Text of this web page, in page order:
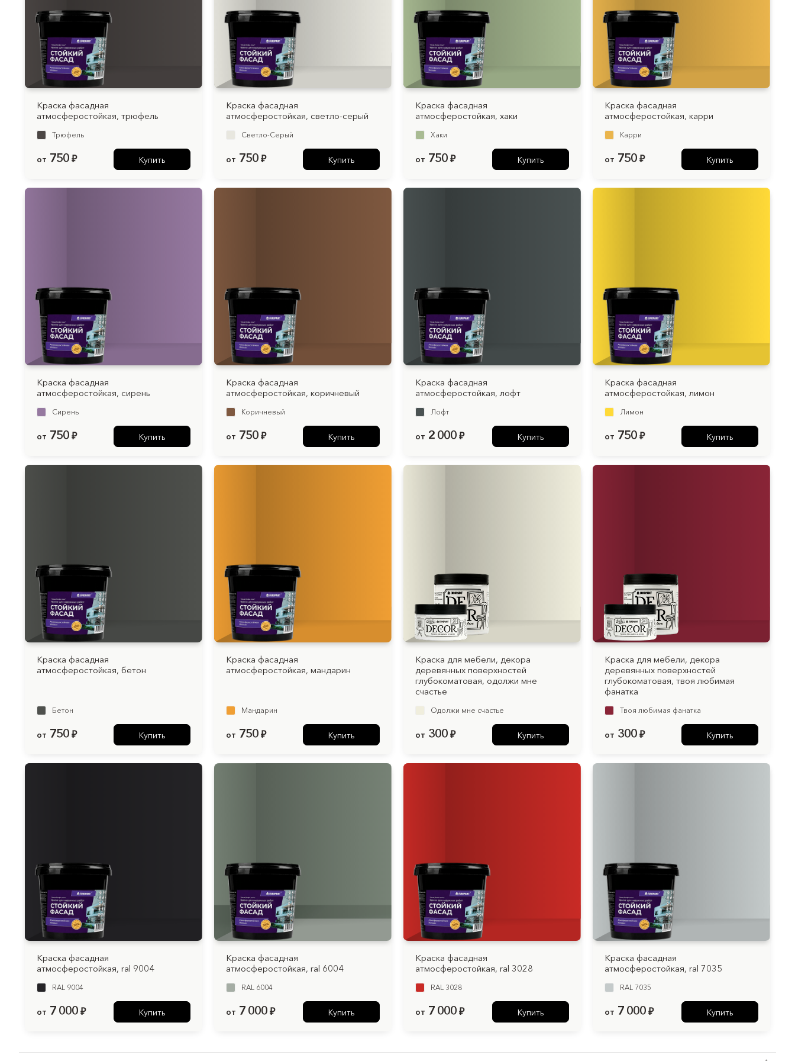
Краска фасадная
атмосферостойкая, трюфель
Трюфель
от 750 ₽ Купить
Краска фасадная
атмосферостойкая, светло-серый
Светло-Серый
от 750 ₽ Купить
Краска фасадная
атмосферостойкая, хаки
Хаки
от 750 ₽ Купить
Краска фасадная
атмосферостойкая, карри
Карри
от 750 ₽ Купить
Краска фасадная
атмосферостойкая, cирень
Cирень
от 750 ₽ Купить
Краска фасадная
атмосферостойкая, коричневый
Коричневый
от 750 ₽ Купить
Краска фасадная
атмосферостойкая, лофт
Лофт
от 2 000 ₽ Купить
Краска фасадная
атмосферостойкая, лимон
Лимон
от 750 ₽ Купить
Краска фасадная
атмосферостойкая, бетон
Бетон
от 750 ₽ Купить
Краска фасадная
атмосферостойкая, мандарин
Мандарин
от 750 ₽ Купить
Краска для мебели, декора
деревянных поверхностей
глубокоматовая, одолжи мне
счастье
Одолжи мне счастье
от 300 ₽ Купить
Краска для мебели, декора
деревянных поверхностей
глубокоматовая, твоя любимая
фанатка
Твоя любимая фанатка
от 300 ₽ Купить
Краска фасадная
атмосферостойкая, ral 9004
RAL 9004
от 7 000 ₽ Купить
Краска фасадная
атмосферостойкая, ral 6004
RAL 6004
от 7 000 ₽ Купить
Краска фасадная
атмосферостойкая, ral 3028
RAL 3028
от 7 000 ₽ Купить
Краска фасадная
атмосферостойкая, ral 7035
RAL 7035
от 7 000 ₽ Купить